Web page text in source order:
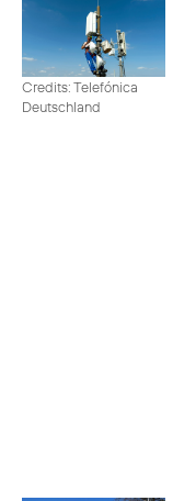
Credits: Telefónica
Deutschland